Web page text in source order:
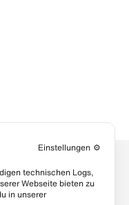
Lexikon
Einstellungen ⚙️
technischen Logs,
Webseite bieten zu
in unserer